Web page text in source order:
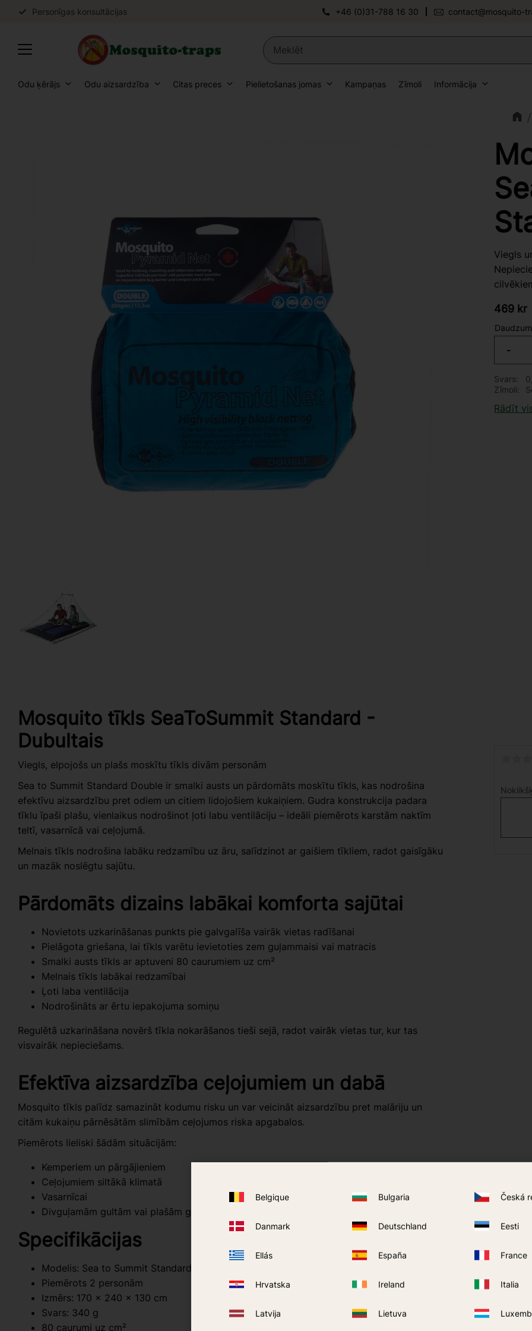
Personīgas konsultācijas +46 (0)31-788 16 30 contact@mosquito-
Belgique Bulgaria Česká
Danmark Deutschland Eesti
Ellás España France
Hrvatska Ireland Italia
Latvija Lietuva
Odu ķērājs Odu aizsardzība Citas preces Pielietošanas jomas Kampaņas Zīmoli Informācija
Viegls
469 kr
-
Svars
Zīmoli
Rādīt
Mosquito tīkls SeaToSummit Standard -
Dubultais
Viegls, elpojošs un plašs moskītu tīkls divām personām
Sea to Summit Standard Double ir smalki austs un pārdomāts moskītu tīkls, kas nodrošina
efektīvu aizsardzību pret odiem un citiem lidojošiem kukaiņiem. Gudra konstrukcija padara
tīklu īpaši plašu, vienlaikus nodrošinot ļoti labu ventilāciju – ideāli piemērots karstām naktīm
teltī, vasarnīcā vai ceļojumā.
Melnais tīkls nodrošina labāku redzamību uz āru, salīdzinot ar gaišiem tīkliem, radot gaisīgāku
un mazāk noslēgtu sajūtu.
Pārdomāts dizains labākai komforta sajūtai
Novietots uzkarināšanas punkts pie galvgalīša vairāk vietas radīšanai
Pielāgota griešana, lai tīkls varētu ievietoties zem guļammaisi vai matracis
Smalki austs tīkls ar aptuveni 80 caurumiem uz cm²
Melnais tīkls labākai redzamībai
Ļoti laba ventilācija
Nodrošināts ar ērtu iepakojuma somiņu
Regulētā uzkarināšana novērš tīkla nokarāšanos tieši sejā, radot vairāk vietas tur, kur tas
visvairāk nepieciešams.
Efektīva aizsardzība ceļojumiem un dabā
Mosquito tīkls palīdz samazināt kodumu risku un var veicināt aizsardzību pret malāriju un
citām kukaiņu pārnēsātām slimībām ceļojumos riska apgabalos.
Piemērots lieliski šādām situācijām:
Kemperiem un pārgājieniem
Ceļojumiem siltākā klimatā
Vasarnīcai
Divguļamām gultām vai plašām guļvietām
Specifikācijas
Modelis: Sea to Summit Standard Double
Piemērots 2 personām
Izmērs: 170 x 240 x 130 cm
Svars: 340 g
80 caurumi uz cm²